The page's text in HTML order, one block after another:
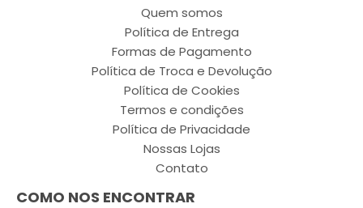
Quem somos
Política de Entrega
Formas de Pagamento
Política de Troca e Devolução
Política de Cookies
Termos e condições
Política de Privacidade
Nossas Lojas
Contato
COMO NOS ENCONTRAR